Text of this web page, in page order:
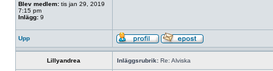
Blev medlem: tis jan 29, 2019
7:15 pm
Inlägg: 9
Upp
Lillyandrea Inläggsrubrik: Re: Alviska